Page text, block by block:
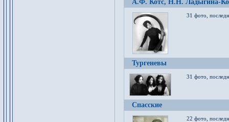
А.Ф. Котс, Н.Н. Ладыгина-
31 фото,
Тургеневы
31 фото,
Спасские
22 фото,